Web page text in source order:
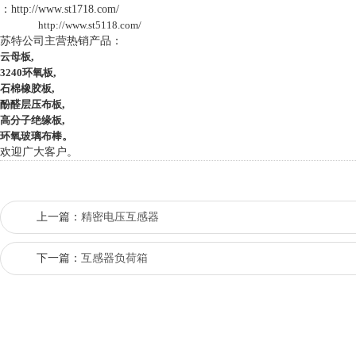
： http://www.st1718.com/
http://www.st5118.com/
苏特公司主营热销产品：
云母板,
3240环氧板,
石棉橡胶板,
酚醛层压布板,
高分子绝缘板,
环氧玻璃布棒。
欢迎广大客户。
上一篇： 精密电压互感器
下一篇： 互感器负荷箱